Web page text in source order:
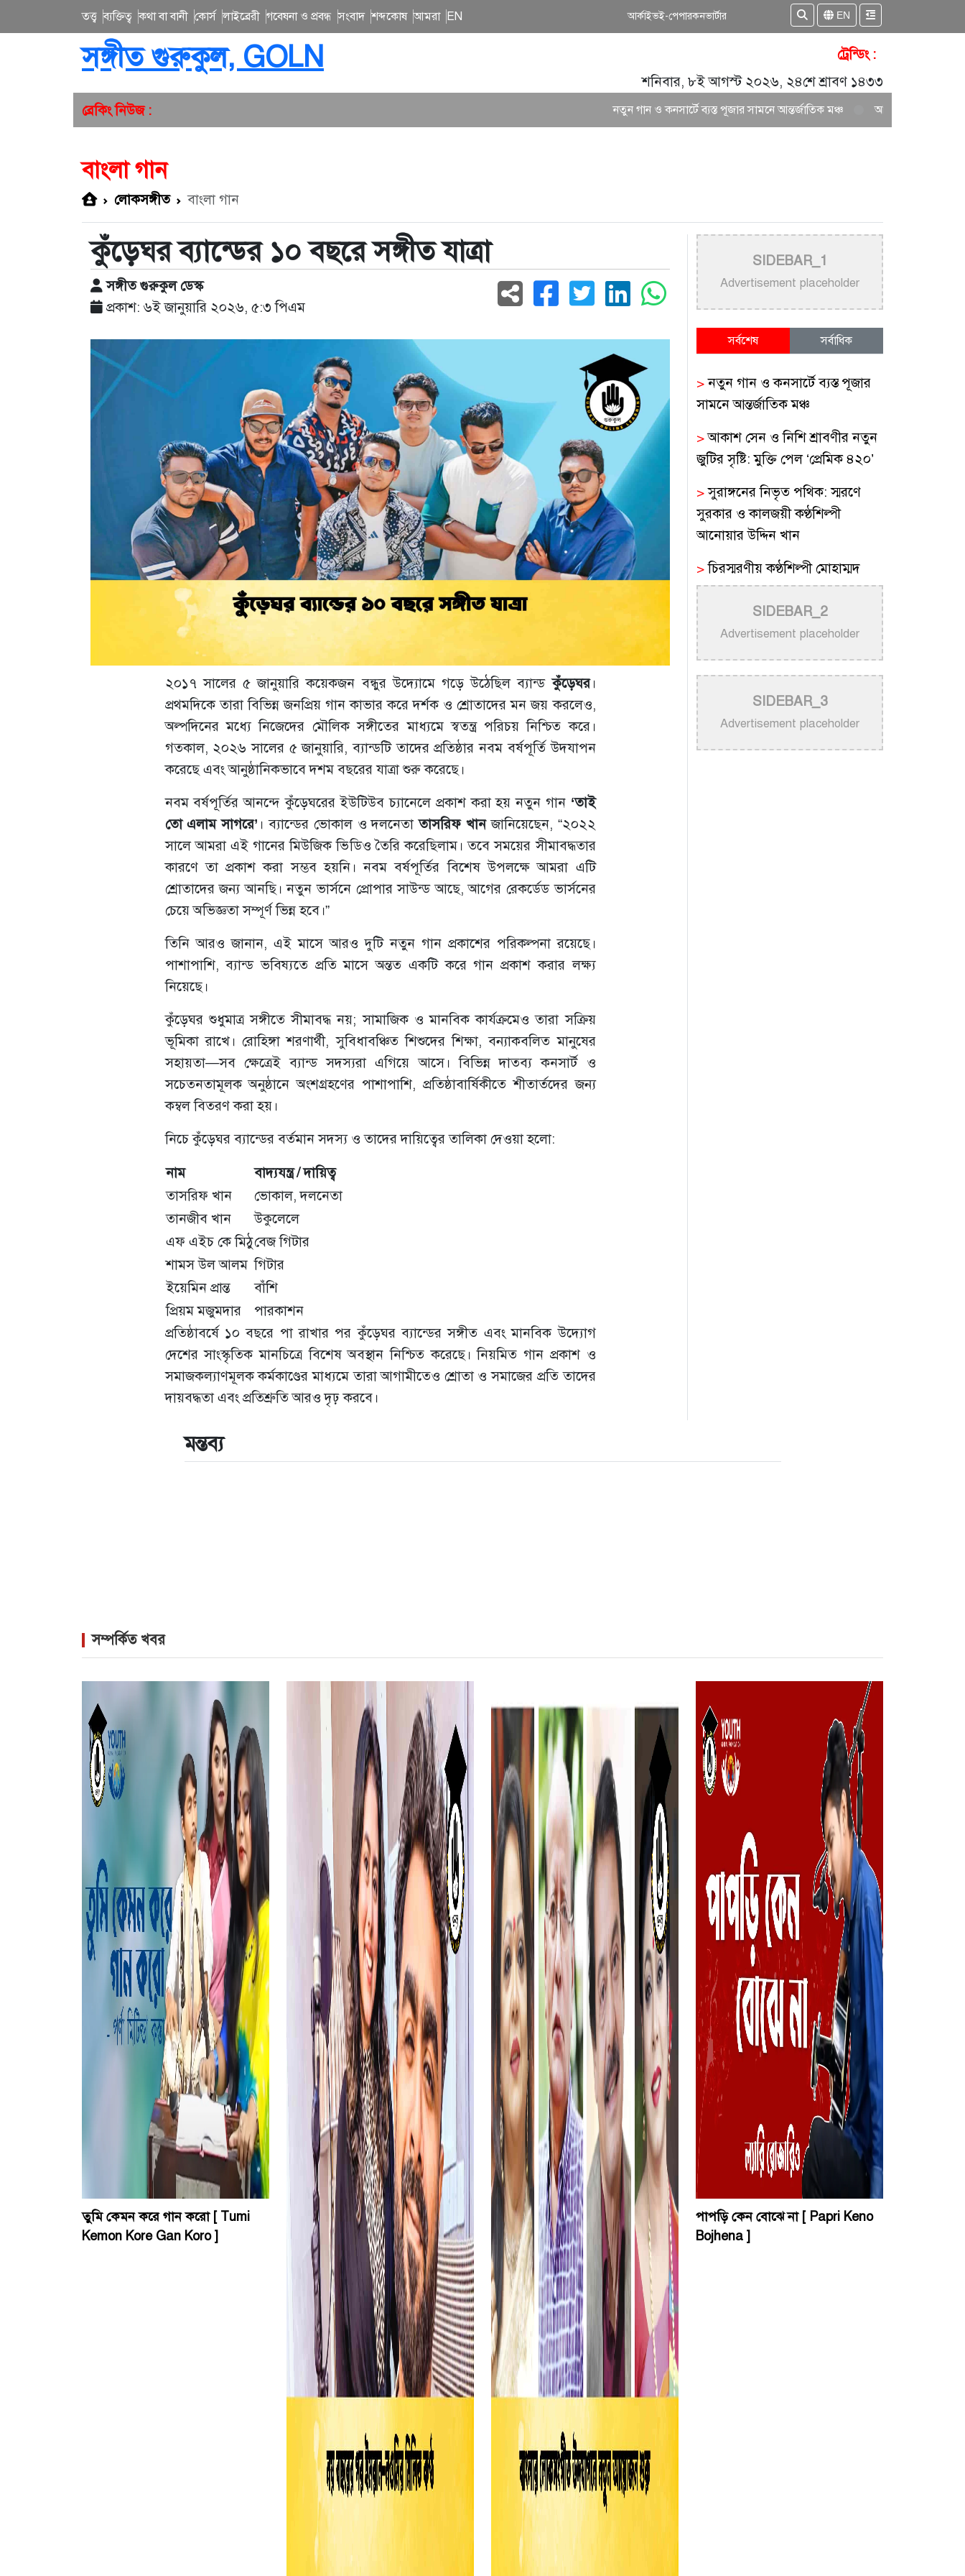
তত্ত্ব ব্যক্তিত্ব কথা বা বানী কোর্স লাইব্রেরী গবেষনা ও প্রবন্ধ সংবাদ শব্দকোষ আমরা EN আর্কাইভই-পেপারকনভার্টার EN
সঙ্গীত গুরুকুল, GOLN
ট্রেন্ডিং :
শনিবার, ৮ই আগস্ট ২০২৬, ২৪শে শ্রাবণ ১৪৩৩
ব্রেকিং নিউজ :
নতুন গান ও কনসার্টে ব্যস্ত পূজার সামনে আন্তর্জাতিক মঞ্চ আকাশ সেন ও নিশি শ্রাবণীর নতুন
বাংলা গান
লোকসঙ্গীত বাংলা গান
কুঁড়েঘর ব্যান্ডের ১০ বছরে সঙ্গীত যাত্রা
সঙ্গীত গুরুকুল ডেস্ক
প্রকাশ: ৬ই জানুয়ারি ২০২৬, ৫:৩ পিএম
২০১৭ সালের ৫ জানুয়ারি কয়েকজন বন্ধুর উদ্যোমে গড়ে উঠেছিল ব্যান্ডকুঁড়েঘর।
প্রথমদিকে তারা বিভিন্ন জনপ্রিয় গান কাভার করে দর্শক ও শ্রোতাদের মন জয় করলেও,
অল্পদিনের মধ্যে নিজেদের মৌলিক সঙ্গীতের মাধ্যমে স্বতন্ত্র পরিচয় নিশ্চিত করে।
গতকাল, ২০২৬ সালের ৫ জানুয়ারি, ব্যান্ডটি তাদের প্রতিষ্ঠার নবম বর্ষপূর্তি উদযাপন
করেছে এবং আনুষ্ঠানিকভাবে দশম বছরের যাত্রা শুরু করেছে।
নবম বর্ষপূর্তির আনন্দে কুঁড়েঘরের ইউটিউব চ্যানেলে প্রকাশ করা হয় নতুন গান ‘তাই
তো এলাম সাগরে’ । ব্যান্ডের ভোকাল ও দলনেতাতাসরিফ খানজানিয়েছেন, “২০২২
সালে আমরা এই গানের মিউজিক ভিডিও তৈরি করেছিলাম। তবে সময়ের সীমাবদ্ধতার
কারণে তা প্রকাশ করা সম্ভব হয়নি। নবম বর্ষপূর্তির বিশেষ উপলক্ষে আমরা এটি
শ্রোতাদের জন্য আনছি। নতুন ভার্সনে প্রোপার সাউন্ড আছে, আগের রেকর্ডেড ভার্সনের
চেয়ে অভিজ্ঞতা সম্পূর্ণ ভিন্ন হবে।”
তিনি আরও জানান, এই মাসে আরও দুটি নতুন গান প্রকাশের পরিকল্পনা রয়েছে।
পাশাপাশি, ব্যান্ড ভবিষ্যতে প্রতি মাসে অন্তত একটি করে গান প্রকাশ করার লক্ষ্য
নিয়েছে।
কুঁড়েঘর শুধুমাত্র সঙ্গীতে সীমাবদ্ধ নয়; সামাজিক ও মানবিক কার্যক্রমেও তারা সক্রিয়
ভূমিকা রাখে। রোহিঙ্গা শরণার্থী, সুবিধাবঞ্চিত শিশুদের শিক্ষা, বন্যাকবলিত মানুষের
সহায়তা—সব ক্ষেত্রেই ব্যান্ড সদস্যরা এগিয়ে আসে। বিভিন্ন দাতব্য কনসার্ট ও
সচেতনতামূলক অনুষ্ঠানে অংশগ্রহণের পাশাপাশি, প্রতিষ্ঠাবার্ষিকীতে শীতার্তদের জন্য
কম্বল বিতরণ করা হয়।
নিচে কুঁড়েঘর ব্যান্ডের বর্তমান সদস্য ও তাদের দায়িত্বের তালিকা দেওয়া হলো:
নাম
বাদ্যযন্ত্র / দায়িত্ব
তাসরিফ খান
ভোকাল, দলনেতা
তানজীব খান
উকুলেলে
এফ এইচ কে মিঠুবেজ গিটার
শামস উল আলম গিটার
ইয়েমিন প্রান্ত
বাঁশি
প্রিয়ম মজুমদার
পারকাশন
প্রতিষ্ঠাবর্ষে ১০ বছরে পা রাখার পর কুঁড়েঘর ব্যান্ডের সঙ্গীত এবং মানবিক উদ্যোগ
দেশের সাংস্কৃতিক মানচিত্রে বিশেষ অবস্থান নিশ্চিত করেছে। নিয়মিত গান প্রকাশ ও
সমাজকল্যাণমূলক কর্মকাণ্ডের মাধ্যমে তারা আগামীতেও শ্রোতা ও সমাজের প্রতি তাদের
দায়বদ্ধতা এবং প্রতিশ্রুতি আরও দৃঢ় করবে।
SIDEBAR_1
Advertisement placeholder
সর্বশেষ সর্বাধিক
>নতুন গান ও কনসার্টে ব্যস্ত পূজার
সামনে আন্তর্জাতিক মঞ্চ
>আকাশ সেন ও নিশি শ্রাবণীর নতুন
জুটির সৃষ্টি: মুক্তি পেল ‘প্রেমিক ৪২০’
>সুরাঙ্গনের নিভৃত পথিক: স্মরণে
সুরকার ও কালজয়ী কণ্ঠশিল্পী
আনোয়ার উদ্দিন খান
>চিরস্মরণীয় কণ্ঠশিল্পী মোহাম্মদ
রফির জীবন ও সুরের যাত্রা
>
ট্রাম্প প্রশাসনের সামরিক ভিডিওতে
নিজের গান ব্যবহার নিয়ে ক্ষুব্ধ কেটি
পেরি
>
নতুন করে ভাইরাল ‘আজ কেন মন
উদাসী হয়ে’ গানের পেছনের গল্প
>নয় মাসের ছেলেকে মঞ্চে এনে
SIDEBAR_2
Advertisement placeholder
SIDEBAR_3
Advertisement placeholder
মন্তব্য
সম্পর্কিত খবর
তুমি কেমন করে গান করো [ Tumi
Kemon Kore Gan Koro ]
পাপড়ি কেন বোঝে না [ Papri Keno
Bojhena ]